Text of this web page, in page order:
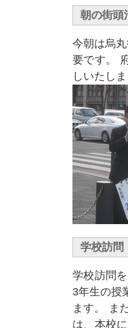
朝の街頭
今朝は烏
要です。
しいたしま
学校訪
学校訪問
3年生の授
ます。 ま
は、本校